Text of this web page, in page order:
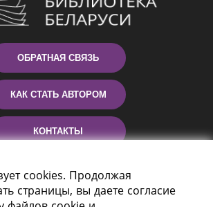
ОБРАТНАЯ СВЯЗЬ
КАК СТАТЬ АВТОРОМ
КОНТАКТЫ
cookies. Продолжая
страницы, вы даете согласие